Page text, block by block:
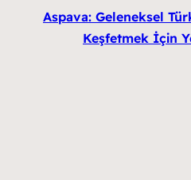
Aspava: Geleneksel
Keşfetmek İçin